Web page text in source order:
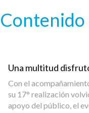
Contenido
Una multitud
Con el
su 17° realización
apoyo del público, el